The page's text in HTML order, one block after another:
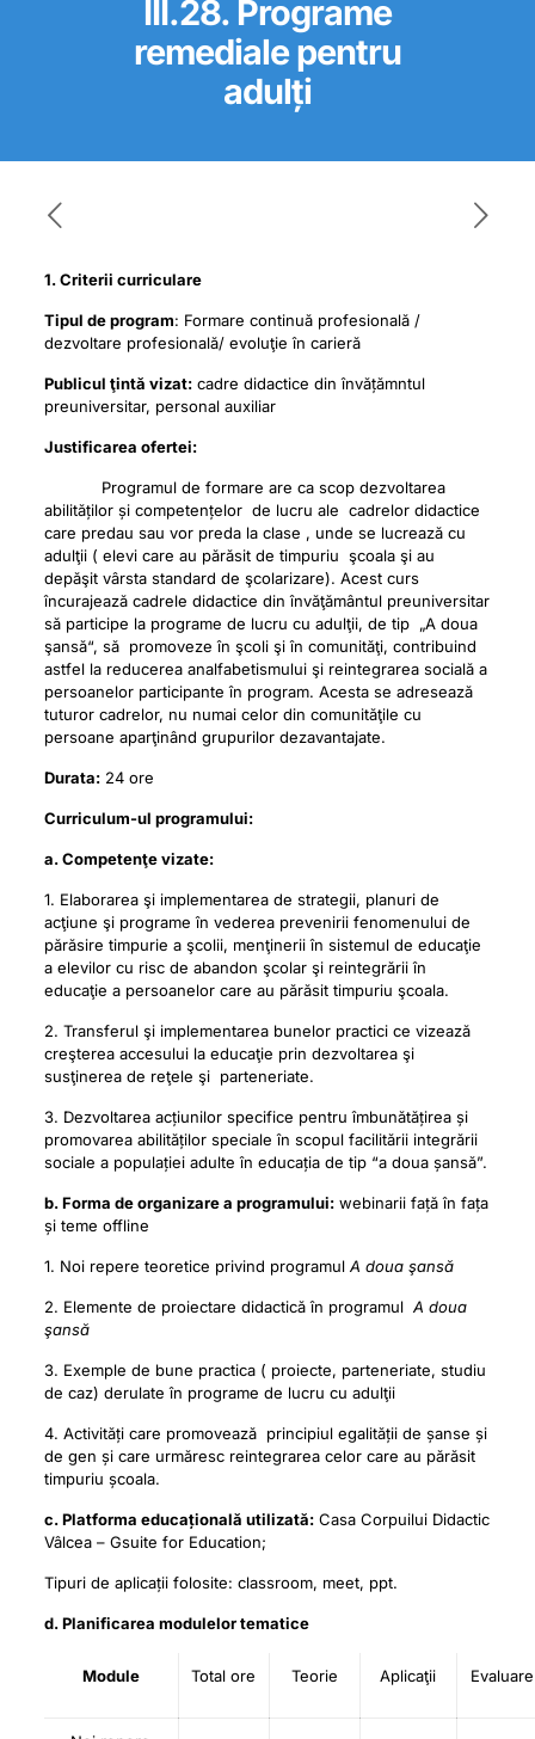
III.28. Programe
remediale pentru
adulți
1. Criterii curriculare
Tipul de program: Formare continuă profesională /
dezvoltare profesională/ evoluţie în carieră
Publicul ţintă vizat:cadre didactice din învățămntul
preuniversitar, personal auxiliar
Justificarea ofertei:
Programul de formare are ca scop dezvoltarea
abilităților și competențelor de lucru ale cadrelor didactice
care predau sau vor preda la clase , unde se lucrează cu
adulţii ( elevi care au părăsit de timpuriu şcoala şi au
depăşit vârsta standard de şcolarizare). Acest curs
încurajează cadrele didactice din învăţământul preuniversitar
să participe la programe de lucru cu adulţii, de tip „A doua
şansă“, să promoveze în şcoli şi în comunităţi, contribuind
astfel la reducerea analfabetismului şi reintegrarea socială a
persoanelor participante în program. Acesta se adresează
tuturor cadrelor, nu numai celor din comunităţile cu
persoane aparţinând grupurilor dezavantajate.
Durata:24 ore
Curriculum-ul programului:
a. Competenţe vizate:
1. Elaborarea şi implementarea de strategii, planuri de
acţiune şi programe în vederea prevenirii fenomenului de
părăsire timpurie a şcolii, menţinerii în sistemul de educaţie
a elevilor cu risc de abandon şcolar şi reintegrării în
educaţie a persoanelor care au părăsit timpuriu şcoala.
2. Transferul şi implementarea bunelor practici ce vizează
creşterea accesului la educaţie prin dezvoltarea şi
susţinerea de reţele şi parteneriate.
3. Dezvoltarea acțiunilor specifice pentru îmbunătățirea și
promovarea abilităților speciale în scopul facilitării integrării
sociale a populației adulte în educația de tip “a doua șansă”.
b. Forma de organizare a programului:webinarii față în fața
și teme offline
1. Noi repere teoretice privind programul A doua şansă
2. Elemente de proiectare didactică în programul A doua
şansă
3. Exemple de bune practica ( proiecte, parteneriate, studiu
de caz) derulate în programe de lucru cu adulţii
4. Activități care promovează principiul egalității de șanse și
de gen și care urmăresc reintegrarea celor care au părăsit
timpuriu școala.
c. Platforma educațională utilizată:Casa Corpuilui Didactic
Vâlcea – Gsuite for Education;
Tipuri de aplicații folosite: classroom, meet, ppt.
d. Planificarea modulelor tematice
Module Total ore Teorie Aplicaţii Evaluare